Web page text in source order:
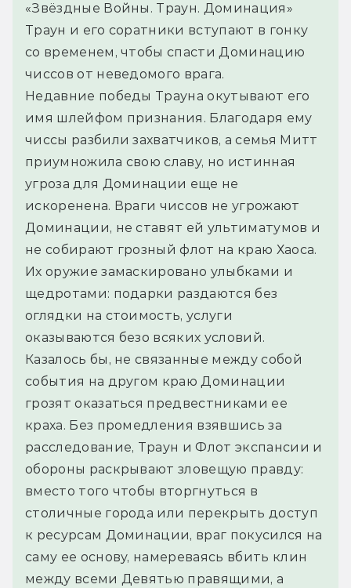
«Звёздные Войны. Траун. Доминация»
Траун и его соратники вступают в гонку
со временем, чтобы спасти Доминацию
чиссов от неведомого врага.
Недавние победы Трауна окутывают его
имя шлейфом признания. Благодаря ему
чиссы разбили захватчиков, а семья Митт
приумножила свою славу, но истинная
угроза для Доминации еще не
искоренена. Враги чиссов не угрожают
Доминации, не ставят ей ультиматумов и
не собирают грозный флот на краю Хаоса.
Их оружие замаскировано улыбками и
щедротами: подарки раздаются без
оглядки на стоимость, услуги
оказываются безо всяких условий.
Казалось бы, не связанные между собой
события на другом краю Доминации
грозят оказаться предвестниками ее
краха. Без промедления взявшись за
расследование, Траун и Флот экспансии и
обороны раскрывают зловещую правду:
вместо того чтобы вторгнуться в
столичные города или перекрыть доступ
к ресурсам Доминации, враг покусился на
саму ее основу, намереваясь вбить клин
между всеми Девятью правящими, а